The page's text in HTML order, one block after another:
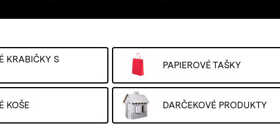
KRABIČKY S
PAPIEROVÉ TAŠKY
KOŠE DARČEKOVÉ PRODUKTY